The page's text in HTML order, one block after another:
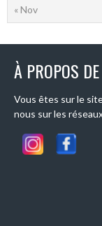
« Nov
À PROPOS
Vous êtes sur le
nous sur les